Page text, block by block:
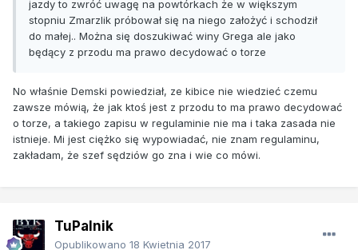
jazdy to zwróć uwagę na powtórkach że w większym
stopniu Zmarzlik próbował się na niego założyć i schodził
do małej.. Można się doszukiwać winy Grega ale jako
będący z przodu ma prawo decydować o torze
No właśnie Demski powiedział, ze kibice nie wiedzieć czemu
zawsze mówią, że jak ktoś jest z przodu to ma prawo decydować
o torze, a takiego zapisu w regulaminie nie ma i taka zasada nie
istnieje. Mi jest ciężko się wypowiadać, nie znam regulaminu,
zakładam, że szef sędziów go zna i wie co mówi.
TuPalnik
Opublikowano 18 Kwietnia 2017